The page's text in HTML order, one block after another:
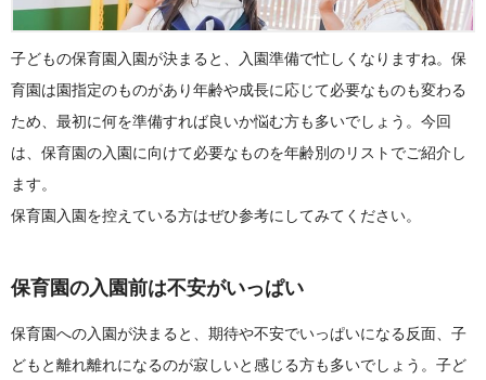
子どもの保育園入園が決まると、入園準備で忙しくなりますね。保
育園は園指定のものがあり年齢や成長に応じて必要なものも変わる
ため、最初に何を準備すれば良いか悩む方も多いでしょう。今回
は、保育園の入園に向けて必要なものを年齢別のリストでご紹介し
ます。
保育園入園を控えている方はぜひ参考にしてみてください。
保育園の入園前は不安がいっぱい
保育園への入園が決まると、期待や不安でいっぱいになる反面、子
どもと離れ離れになるのが寂しいと感じる方も多いでしょう。子ど